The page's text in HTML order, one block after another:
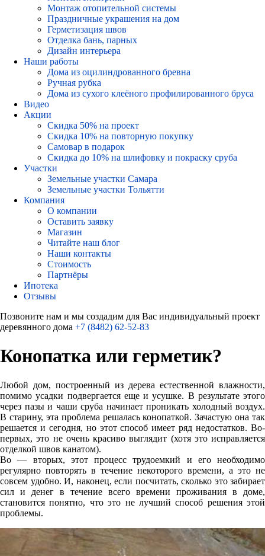
Монтаж отопительной системы
Праздничные украшения на дом
Герметизация швов
Отделка бань, парных
Дизайн интерьера
Наши работы
Дома из оцилиндрованного бревна
Ручная рубка
Дома из сухого клеёного профилированного бруса
Видео
Акции
Скидка 50% на проект
Скидка 10% на повторную покупку
Самовар в подарок
Скидка до 10% на шлифовку и покраску сруба
Участки
Земельные участки Самара
Земельные участки Тольятти
Компания
О компании
Оставить заявку
Магазин
Читайте наш блог
Наши контакты
Стоимость
Партнёры
Ипотека
Отзывы
Позвоните нам и мы создадим для Вас индивидуальный проект
деревянного дома +7 (8482) 62-52-83
Конопатка или герметик?
Любой дом, построенный из дерева естественной влажности,
помимо усадки подвергается еще и усушке. В результате этого
через пазы и чаши сруба начинает проникать холодный воздух.
В старину, эта проблема решалась конопаткой. Зачастую она так
решается и сегодня, но этот способ имеет ряд недостатков. Во-
первых, это не очень красиво выглядит (хотя это исправляется
отделкой швов канатом).
Во — вторых, этот процесс трудоемкий и его необходимо
регулярно повторять в течение некоторого времени, а это не
совсем удобно. И, наконец, если посчитать, сколько это забирает
сил и денег в течение всего времени проживания в доме,
становится понятно, что это не лучший способ решения этой
проблемы.